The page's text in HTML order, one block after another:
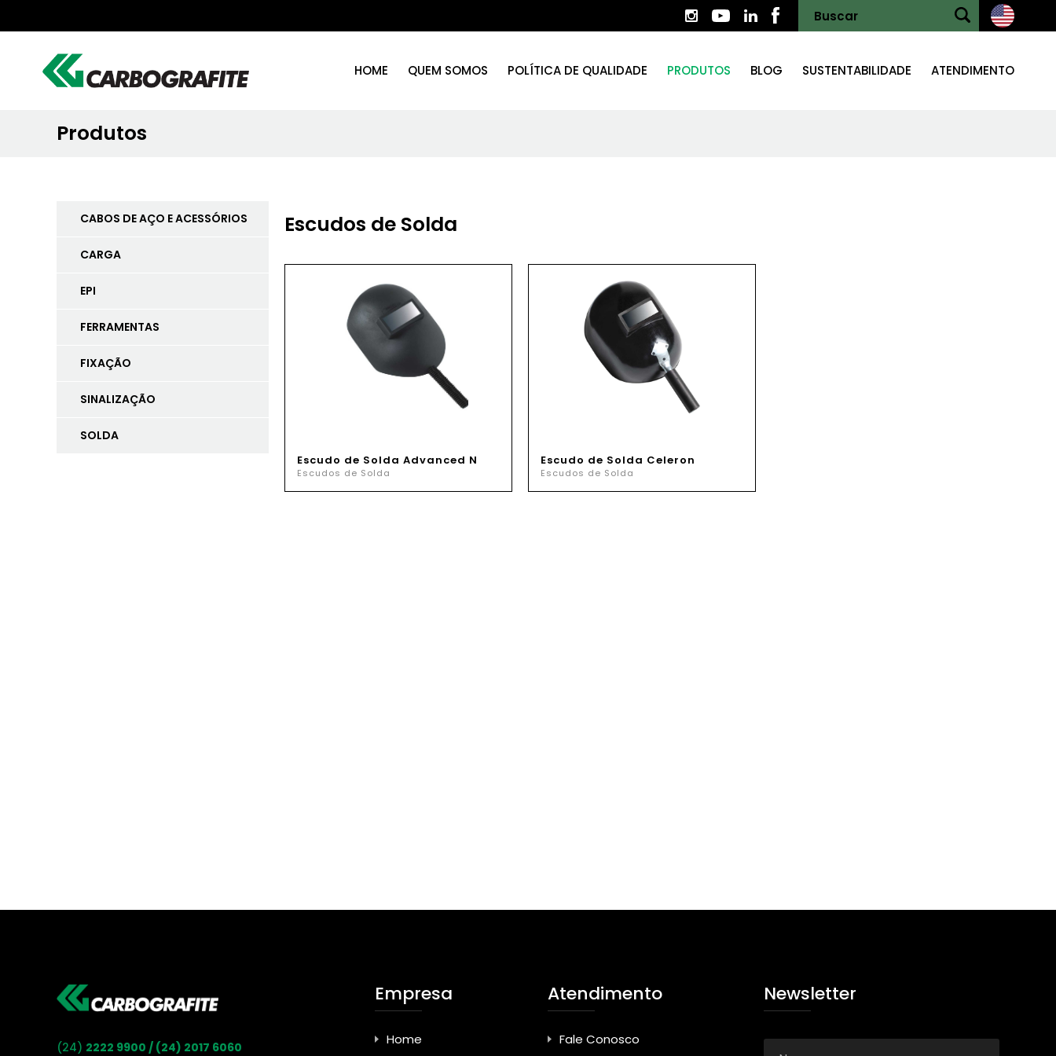
HOME QUEM SOMOS POLÍTICA DE QUALIDADE PRODUTOS BLOG SUSTENTABILIDADE ATENDIMENTO
Produtos
CABOS DE AÇO E ACESSÓRIOS
CARGA
EPI
FERRAMENTAS
FIXAÇÃO
SINALIZAÇÃO
SOLDA
Escudos de Solda
Escudo de Solda Advanced N
Escudos de Solda
Escudo de Solda Celeron
Escudos de Solda
(24) 2222 9900 / (24) 2017 6060
Empresa
Home
Atendimento
Fale Conosco
Newsletter